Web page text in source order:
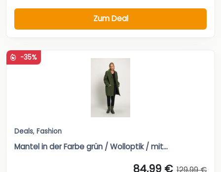
Zum Deal
-35%
Deals, Fashion
Mantel in der Farbe grün / Wolloptik / mit...
84,99 € 129,99 €